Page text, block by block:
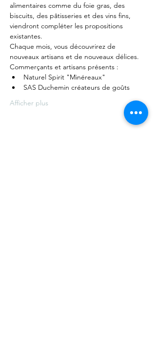
alimentaires comme du foie gras, des
biscuits, des pâtisseries et des vins fins,
viendront compléter les propositions
existantes.
Chaque mois, vous découvrirez de
nouveaux artisans et de nouveaux délices.
Commerçants et artisans présents :
Naturel Spirit "Minéreaux"
SAS Duchemin créateurs de goûts
Afficher plus